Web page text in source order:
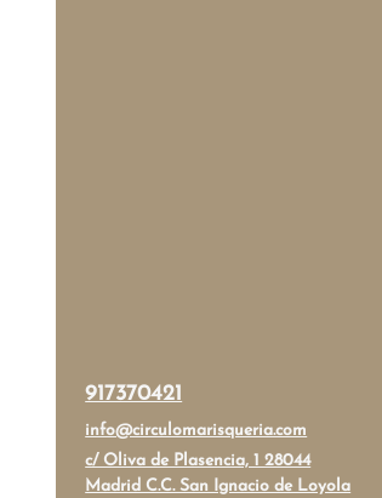
917370421
info@circulomarisqueria.com
c/ Oliva de Plasencia, 1 28044
Madrid C.C. San Ignacio de Loyola